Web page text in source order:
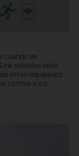
cuando se
resuelve este
están equipados
cambia a los
el